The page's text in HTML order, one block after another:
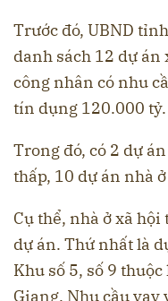
Trước đó, UBND
danh sách 12 dự án
công nhân có nhu
tín dụng 120.000 tỷ.
Trong đó, có 2 dự
thấp, 10 dự án nhà
Cụ thể, nhà ở xã
dự án. Thứ nhất là
Khu số 5, số 9
Giang. Nhu cầu vay